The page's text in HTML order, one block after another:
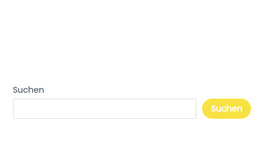
Suchen
Suchen